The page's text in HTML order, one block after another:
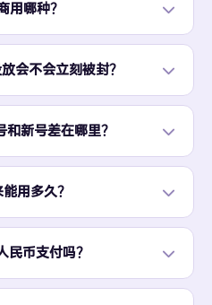
用哪种？
会不会立刻被封？
新号差在哪里？
用多久？
民币支付吗？